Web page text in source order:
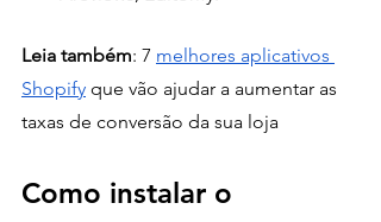
Leia também: 7 melhores aplicativos
Shopify que vão ajudar a aumentar as
taxas de conversão da sua loja
Como instalar o